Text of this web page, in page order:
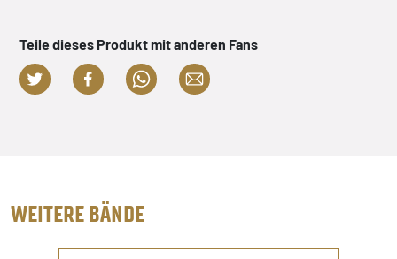
Teile dieses Produkt mit anderen Fans
WEITERE BÄNDE